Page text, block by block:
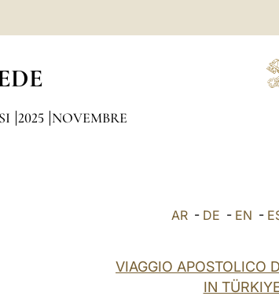
2025 NOVEMBRE
AR - DE - EN -
VIAGGIO APOSTOLICO
IN